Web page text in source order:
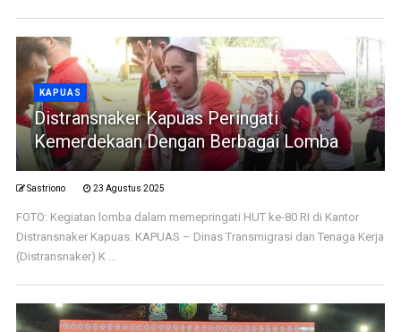
KAPUAS
Distransnaker Kapuas Peringati
Kemerdekaan Dengan Berbagai Lomba
Sastriono 23 Agustus 2025
FOTO: Kegiatan lomba dalam memepringati HUT ke-80 RI di Kantor
Distransnaker Kapuas. KAPUAS – Dinas Transmigrasi dan Tenaga Kerja
(Distransnaker) K ...